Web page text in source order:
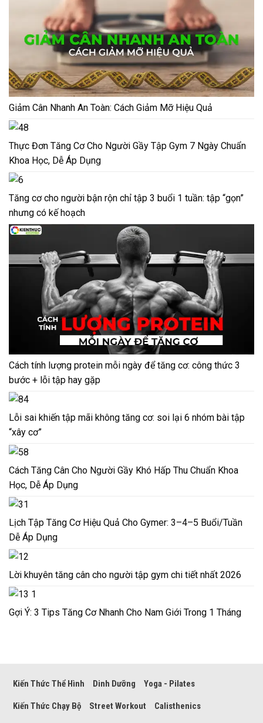
Giảm Cân Nhanh An Toàn: Cách Giảm Mỡ Hiệu Quả
Thực Đơn Tăng Cơ Cho Người Gầy Tập Gym 7 Ngày Chuẩn
Khoa Học, Dễ Áp Dụng
Tăng cơ cho người bận rộn chỉ tập 3 buổi 1 tuần: tập “gọn”
nhưng có kế hoạch
Cách tính lượng protein mỗi ngày để tăng cơ: công thức 3
bước + lỗi tập hay gặp
Lỗi sai khiến tập mãi không tăng cơ: soi lại 6 nhóm bài tập
“xây cơ”
Cách Tăng Cân Cho Người Gầy Khó Hấp Thu Chuẩn Khoa
Học, Dễ Áp Dụng
Lịch Tập Tăng Cơ Hiệu Quả Cho Gymer: 3–4–5 Buổi/Tuần
Dễ Áp Dụng
Lời khuyên tăng cân cho người tập gym chi tiết nhất 2026
Gợi Ý: 3 Tips Tăng Cơ Nhanh Cho Nam Giới Trong 1 Tháng
Kiến Thức Thể Hình Dinh Dưỡng Yoga - Pilates
Kiến Thức Chạy Bộ Street Workout Calisthenics